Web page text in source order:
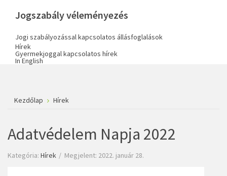
Jogszabály véleményezés
Jogi szabályozással kapcsolatos állásfoglalások
Hírek
Gyermekjoggal kapcsolatos hírek
In English
Kezdőlap Hírek
Adatvédelem Napja 2022
Kategória: Hírek Megjelent: 2022. január 28.